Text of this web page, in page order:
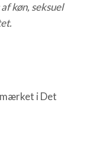
køn, seksuel
i Det